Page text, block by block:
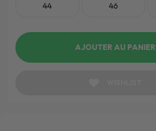
44 46
AJOUTER AU PANIER